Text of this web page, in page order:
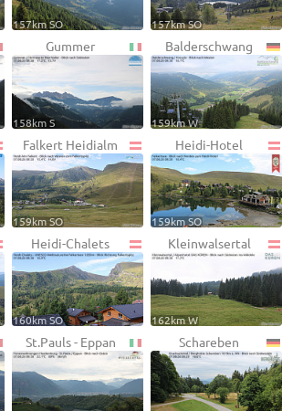
157km SO 157km SO
Gummer
158km S
Balderschwang
159km W
Falkert Heidialm
159km SO
Heidi-Hotel
159km SO
Heidi-Chalets
160km SO
Kleinwalsertal
162km W
St.Pauls - Eppan Schareben